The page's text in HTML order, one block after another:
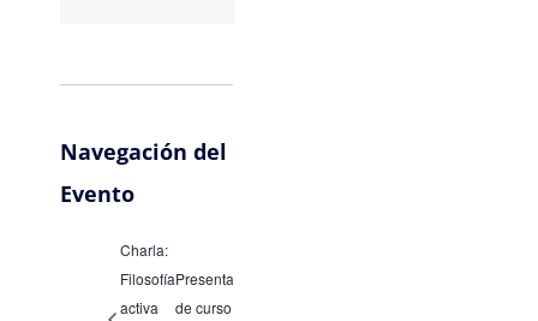
Navegación del
Evento
Charla:
Filosofía
activa
Presentación
de curso.